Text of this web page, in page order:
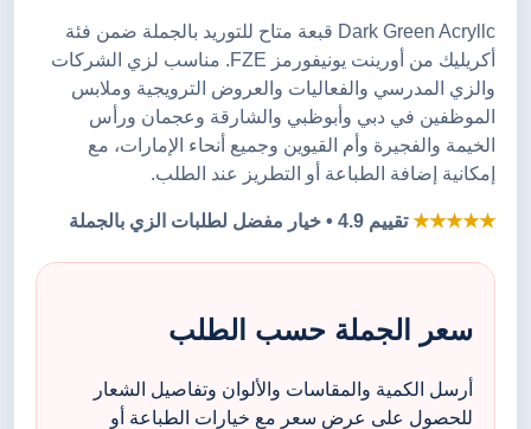
Dark Green Acryllc قبعة متاح للتوريد بالجملة ضمن فئة
أكريليك من أورينت يونيفورمز FZE. مناسب لزي الشركات
والزي المدرسي والفعاليات والعروض الترويجية وملابس
الموظفين في دبي وأبوظبي والشارقة وعجمان ورأس
الخيمة والفجيرة وأم القيوين وجميع أنحاء الإمارات، مع
إمكانية إضافة الطباعة أو التطريز عند الطلب.
★★★★★تقييم 4.9 • خيار مفضل لطلبات الزي بالجملة
سعر الجملة حسب الطلب
أرسل الكمية والمقاسات والألوان وتفاصيل الشعار
للحصول على عرض سعر مع خيارات الطباعة أو